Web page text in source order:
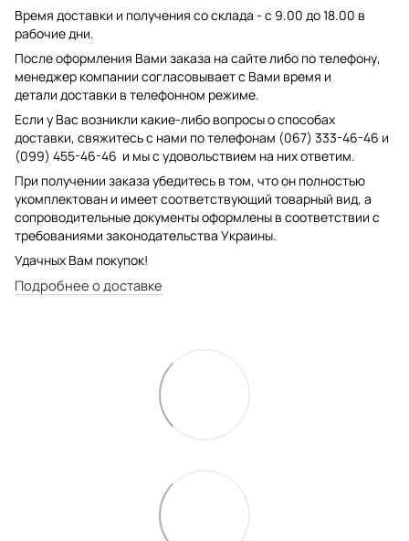
Время доставки и получения со склада - с 9.00 до 18.00 в
рабочие дни.
После оформления Вами заказа на сайте либо по телефону,
менеджер компании согласовывает с Вами время и
детали доставки в телефонном режиме.
Если у Вас возникли какие-либо вопросы о способах
доставки, свяжитесь с нами по телефонам (067) 333-46-46 и
(099) 455-46-46 и мы с удовольствием на них ответим.
При получении заказа убедитесь в том, что он полностью
укомплектован и имеет соответствующий товарный вид, а
сопроводительные документы оформлены в соответствии с
требованиями законодательства Украины.
Удачных Вам покупок!
Подробнее о доставке